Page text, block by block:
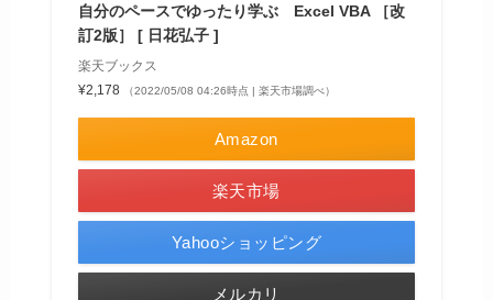
自分のペースでゆったり学ぶ Excel VBA ［改
訂2版］ [ 日花弘子 ]
楽天ブックス
¥2,178
（2022/05/08 04:26時点 | 楽天市場調べ）
Amazon
楽天市場
Yahooショッピング
メルカリ